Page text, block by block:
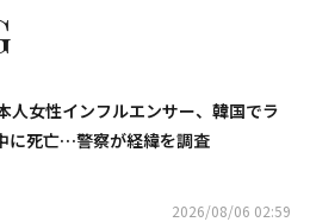
人女性インフルエンサー、韓国でラ
に死亡…警察が経緯を調査
2026/08/06 02:59